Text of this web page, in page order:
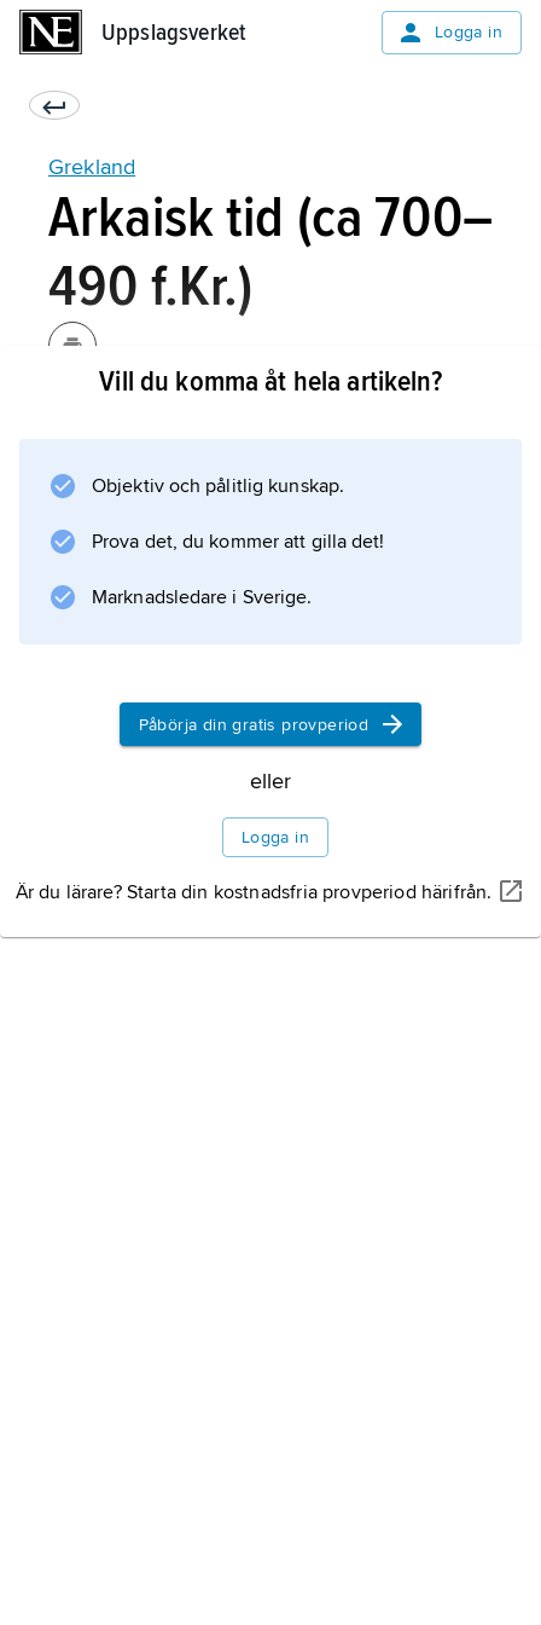
Uppslagsverket Logga in
Grekland
Arkaisk tid (ca 700–
490 f.Kr.)
stadsstaten,
poʹlis
. I Attika knöts landsbygden fastare till Athen.
aktioner mot grannstaterna leddes därifrån.
områden. Skapandet av gemensamma kulter
Information om artikeln
Vill du komma åt hela artikeln?
Objektiv och pålitlig kunskap.
Prova det, du kommer att gilla det!
Marknadsledare i Sverige.
Påbörja din gratis provperiod
eller
Logga in
Är du lärare? Starta din kostnadsfria provperiod härifrån.